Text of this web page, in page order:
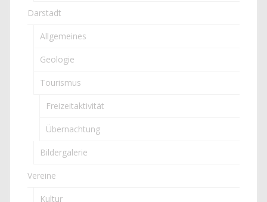
Darstadt
Allgemeines
Geologie
Tourismus
Freizeitaktivität
Übernachtung
Bildergalerie
Vereine
Kultur